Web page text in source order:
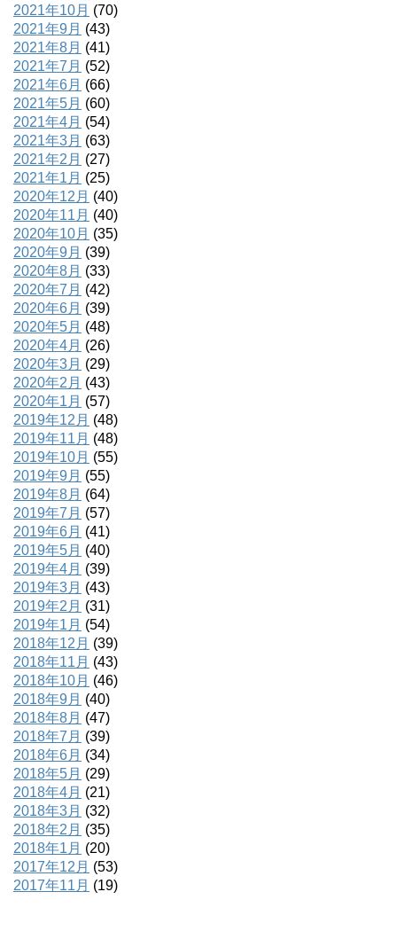
2021年10月 (70)
2021年9月 (43)
2021年8月 (41)
2021年7月 (52)
2021年6月 (66)
2021年5月 (60)
2021年4月 (54)
2021年3月 (63)
2021年2月 (27)
2021年1月 (25)
2020年12月 (40)
2020年11月 (40)
2020年10月 (35)
2020年9月 (39)
2020年8月 (33)
2020年7月 (42)
2020年6月 (39)
2020年5月 (48)
2020年4月 (26)
2020年3月 (29)
2020年2月 (43)
2020年1月 (57)
2019年12月 (48)
2019年11月 (48)
2019年10月 (55)
2019年9月 (55)
2019年8月 (64)
2019年7月 (57)
2019年6月 (41)
2019年5月 (40)
2019年4月 (39)
2019年3月 (43)
2019年2月 (31)
2019年1月 (54)
2018年12月 (39)
2018年11月 (43)
2018年10月 (46)
2018年9月 (40)
2018年8月 (47)
2018年7月 (39)
2018年6月 (34)
2018年5月 (29)
2018年4月 (21)
2018年3月 (32)
2018年2月 (35)
2018年1月 (20)
2017年12月 (53)
2017年11月 (19)